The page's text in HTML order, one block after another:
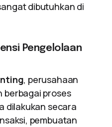
dibutuhkan di
Pengelolaan
, perusahaan
berbagai proses
dilakukan secara
pembuatan